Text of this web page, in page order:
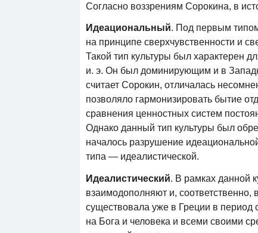
Согласно воззрениям Сорокина, в
Идеациональный. Под первым типом
на принципе сверхчувственности и
Такой тип культуры был характерен
и. э. Он был доминирующим и в
считает Сорокин, отличалась
позволяло гармонизировать бытие
сравнения ценностных систем
Однако данный тип культуры был
началось разрушение
типа — идеалистической.
Идеалистический. В рамках данной
взаимодополняют и, соответственно,
существовала уже в Греции в
на Бога и человека и всеми своими